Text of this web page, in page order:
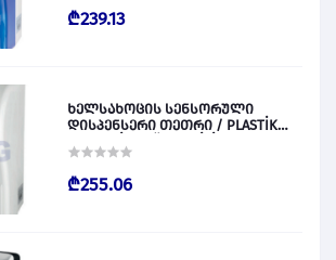
₾239.13
ხელსახოცის სენსორული
დისპენსერი თეთრი / PLASTİK
028829
₾255.06